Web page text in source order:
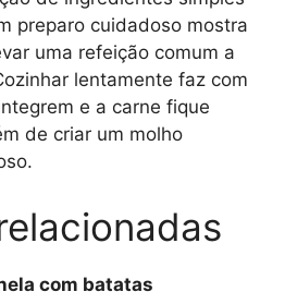
preparo cuidadoso mostra
uma refeição comum a
lentamente faz com
e a carne fique
de criar um molho
com batatas